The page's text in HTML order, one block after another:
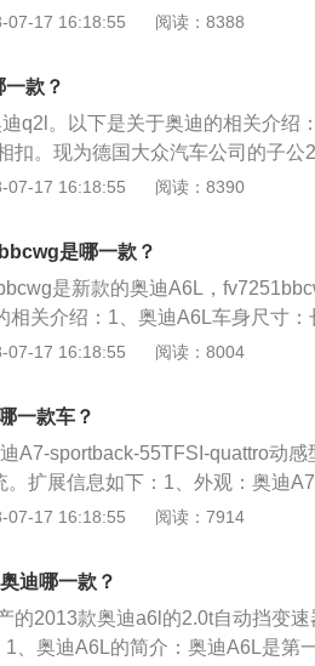
，尤其是前脸”。内饰：奥迪A4L的
色中控台，以及富有质感的黑色内
。奥迪A4L内饰给人感觉更加偏向
得十分沉稳大气。
07-17 16:18:55 阅读：8388
款？
q2l。以下是关于奥迪的相关介绍
扣。现为德国大众汽车公司的子公
榜发布，奥迪位列51位。历史：德
）和霍希(horch)汽车公司、开姆尼
司（wanderer）以及zschopau市
出了杰出的贡献。
07-17 16:18:55 阅读：8390
是哪一款？
是新款的奥迪A6L，
相关介绍：1、奥迪A6L车身尺寸
3012mm，A6L车身侧面加长的关
供高\低功率2.0T直列四缸发动机、
12V弱混动系统，40TFSI车型最大
07-17 16:18:55 阅读：8004
一款车？
A7-sportback-55TFSI-quattro动
。扩展信息如下：1、外观：奥迪
格，柔和整洁、富有张力的表面与
出柔美的曲线，环抱着驾驶员与乘
造出整洁、优雅、充满安全感的宽
轿跑车长4.97米、轴距2.91米、宽
07-17 16:18:55 阅读：7914
迪哪一款？
的2013款奥迪a6l的2.0t自动挡变
1、奥迪A6L的简介：奥迪A6L是第